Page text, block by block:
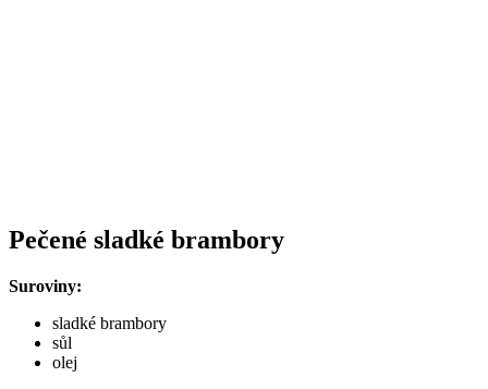
Pečené sladké brambory
Suroviny:
sladké brambory
sůl
olej